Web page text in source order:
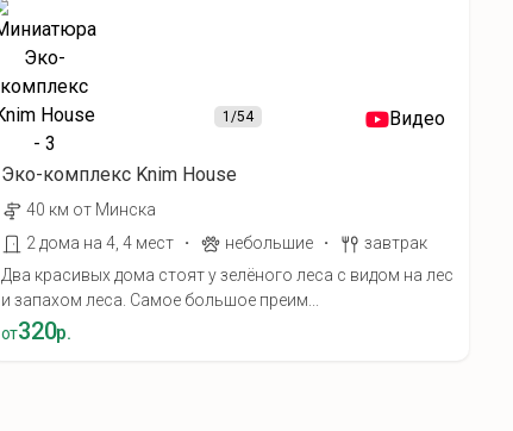
1/54 Видео
Эко-комплекс Knim House
40 км от Минска
2 дома на 4, 4 мест
· небольшие ·
завтрак
Два красивых дома стоят у зелёного леса с видом на лес
и запахом леса. Самое большое преим...
от320р.